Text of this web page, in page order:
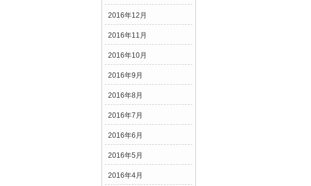
2016年12月
2016年11月
2016年10月
2016年9月
2016年8月
2016年7月
2016年6月
2016年5月
2016年4月